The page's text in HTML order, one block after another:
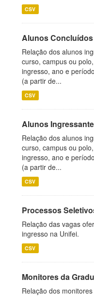
CSV
Alunos
Relação dos alunos
curso, campus ou
ingresso, ano e
(a partir de...
CSV
Alunos
Relação dos alunos
curso, campus ou
ingresso, ano e
(a partir de...
CSV
Processos
Relação das vagas
ingresso na Unifei.
CSV
Monitores da
Relação dos